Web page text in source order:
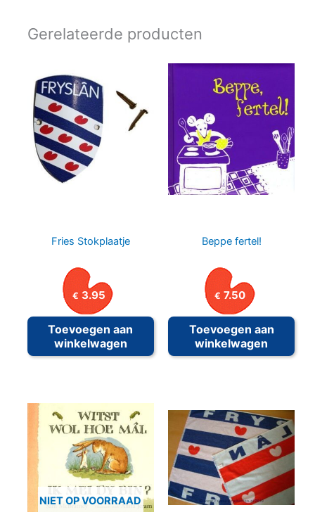
Gerelateerde producten
Fries Stokplaatje
€ 3.95
Toevoegen aan
winkelwagen
Beppe fertel!
€ 7.50
Toevoegen aan
winkelwagen
NIET OP VOORRAAD